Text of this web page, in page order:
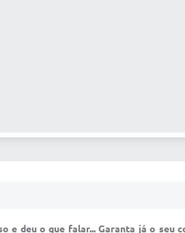
e deu o que falar... Garanta já o seu